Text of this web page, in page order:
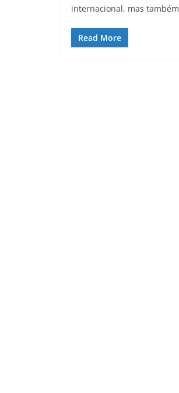
internacional, mas também
Read More